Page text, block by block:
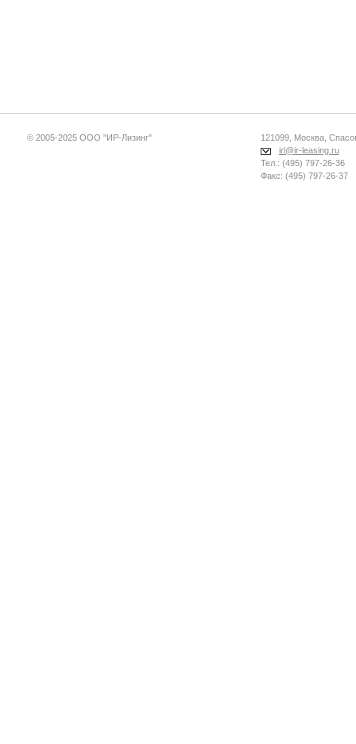
© 2005-2025 ООО "ИР-Лизинг"
121099, Москва,
irl@ir-leasing.ru
Тел.: (495) 797-26-36
Факс: (495) 797-26-37